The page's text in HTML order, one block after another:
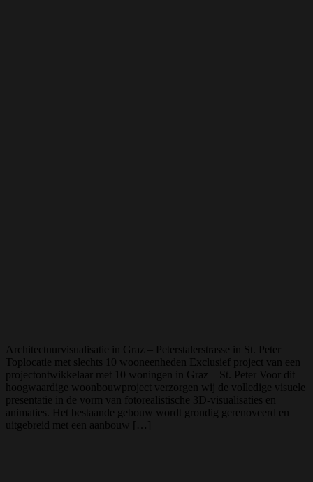
Architectuurvisualisatie in Graz – Peterstalerstrasse in St. Peter
Toplocatie met slechts 10 wooneenheden Exclusief project van een
projectontwikkelaar met 10 woningen in Graz – St. Peter Voor dit
hoogwaardige woonbouwproject verzorgen wij de volledige visuele
presentatie in de vorm van fotorealistische 3D-visualisaties en
animaties. Het bestaande gebouw wordt grondig gerenoveerd en
uitgebreid met een aanbouw […]